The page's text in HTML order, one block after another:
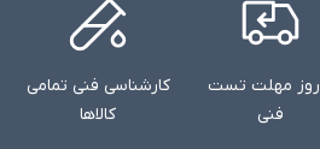
۷ روز مهلت تست
فنی
کارشناسی فنی تمامی
کالاها